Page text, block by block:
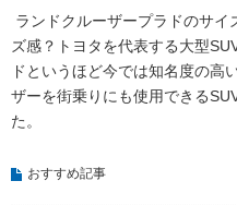
ランドクルーザープラドのサイ
ズ感？トヨタを代表する大型
ドというほど今では知名度の高
ザーを街乗りにも使用できる
た。
おすすめ記事